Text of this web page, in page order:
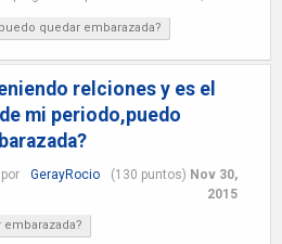
puedo quedar embarazada?
relciones y es el
mi periodo,puedo
por GerayRocio (130 puntos) Nov 30,
2015